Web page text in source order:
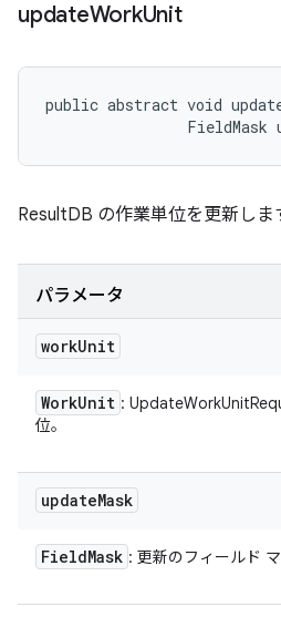
updateWorkUnit
public abstract void
FieldMask
ResultDB の作業単位を更新しま
パラメータ
workUnit
WorkUnit :
位。
updateMask
FieldMask : 更新のフィールド マ